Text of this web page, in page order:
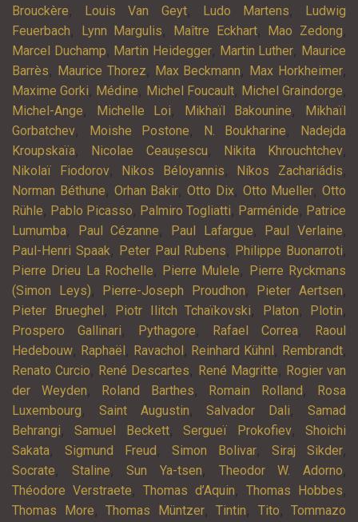
Brouckère, Louis Van Geyt, Ludo Martens,
Ludwig
Feuerbach, Lynn Margulis, Maître Eckhart, Mao Zedong,
Marcel Duchamp, Martin Heidegger, Martin Luther, Maurice
Barrès, Maurice Thorez, Max Beckmann, Max Horkheimer,
Maxime Gorki, Médine, Michel Foucault, Michel Graindorge,
Michel-Ange, Michelle Loi, Mikhaïl Bakounine,
Mikhaïl
Gorbatchev, Moishe Postone, N. Boukharine,
Nadejda
Kroupskaïa, Nicolae Ceaușescu, Nikita Khrouchtchev,
Nikolaï Fiodorov, Nikos Béloyannis, Níkos Zachariádis,
Norman Béthune, Orhan Bakir, Otto Dix, Otto Mueller, Otto
Rühle, Pablo Picasso, Palmiro Togliatti, Parménide, Patrice
Lumumba, Paul Cézanne, Paul Lafargue, Paul Verlaine,
Paul-Henri Spaak, Peter Paul Rubens, Philippe Buonarroti,
Pierre Drieu La Rochelle, Pierre Mulele,
Pierre Ryckmans
(Simon Leys), Pierre-Joseph Proudhon, Pieter Aertsen,
Pieter Brueghel , Piotr Ilitch Tchaïkovski, Platon, Plotin,
Prospero Gallinari, Pythagore, Rafael Correa,
Raoul
Hedebouw, Raphaël , Ravachol , Reinhard Kühnl , Rembrandt,
Renato Curcio, René Descartes, René Magritte, Rogier van
der Weyden, Roland Barthes, Romain Rolland ,
Rosa
Luxembourg, Saint Augustin,Salvador Dali,Samad
Behrangi,Samuel Beckett,Sergueï Prokofiev,Shoichi
Sakata, Sigmund Freud , Simon Bolivar, Siraj Sikder,
Socrate, Staline,Sun Ya-tsen, Theodor W. Adorno,
Théodore Verstraete, Thomas d’Aquin, Thomas Hobbes,
Thomas More, Thomas Müntzer, Tintin, Tito, Tommazo